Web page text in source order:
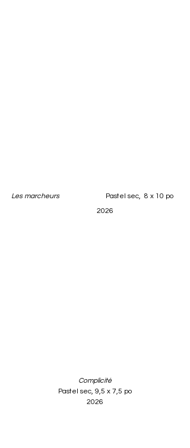
Les marcheurs
Pastel sec,  8 x 10 po
           2026
Complicité
Pastel sec, 9,5 x 7,5 po
2026